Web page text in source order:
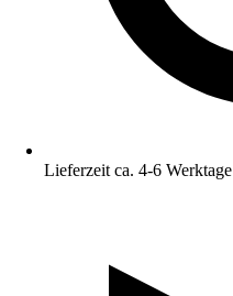
Lieferzeit ca. 4-6 Werktage